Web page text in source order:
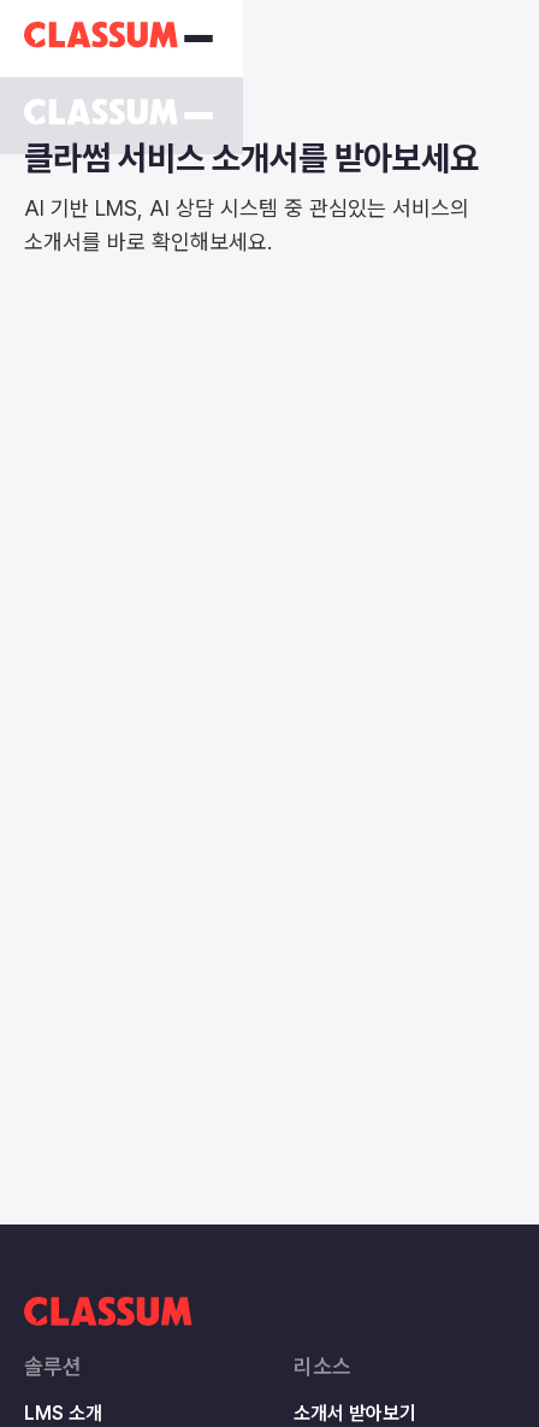
클라썸 서비스 소개서를 받아보세요
AI 기반 LMS, AI 상담 시스템 중 관심있는 서비스의
소개서를 바로 확인해보세요.
솔루션
LMS 소개
리소스
소개서 받아보기